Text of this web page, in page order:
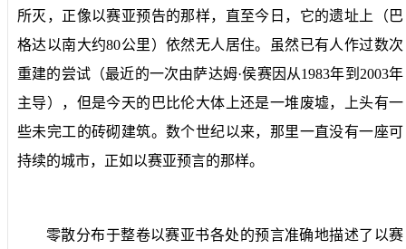
所灭，正像以赛亚预告的那样，直至今日，它的遗址上（巴
格达以南大约80公里）依然无人居住。虽然已有人作过数次
重建的尝试（最近的一次由萨达姆·侯赛因从1983年到 2003年
主导），但是今天的巴比伦大体上还是一堆废墟，上头有一
些未完工的砖砌建筑。数个世纪以来，那里一直没有一座可
持续的城市，正如以赛亚预言的那样。
零散分布于整卷以赛亚书各处的预言准确地描述了以赛